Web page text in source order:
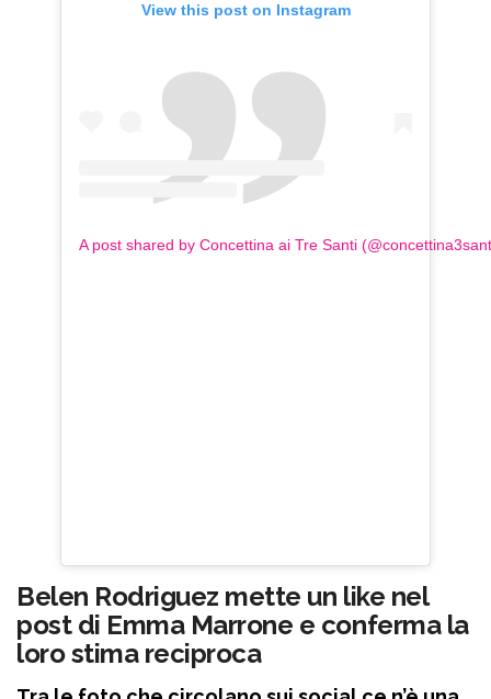
View this post on Instagram
A post shared by Concettina ai Tre Santi
Belen Rodriguez mette un like nel
post di Emma Marrone e conferma la
loro stima reciproca